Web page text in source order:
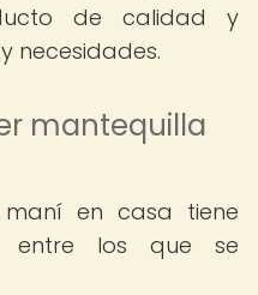
de calidad y
necesidades.
mantequilla
en casa tiene
entre los que se